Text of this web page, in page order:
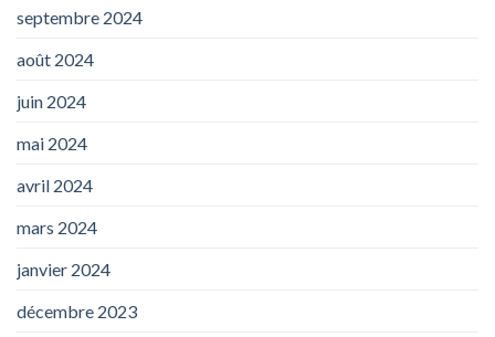
septembre 2024
août 2024
juin 2024
mai 2024
avril 2024
mars 2024
janvier 2024
décembre 2023